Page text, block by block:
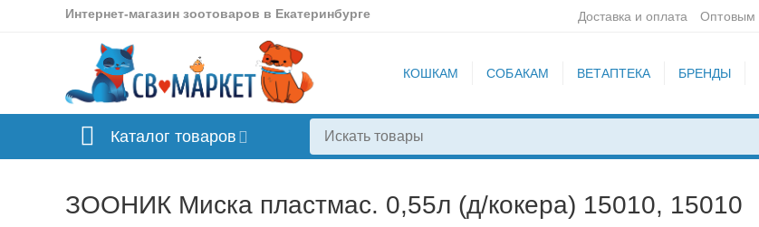
Интернет-магазин зоотоваров в Екатеринбурге Доставка и оплата Оптовым
КОШКАМ СОБАКАМ ВЕТАПТЕКА БРЕНДЫ
Каталог товаров
ЗООНИК Миска пластмас. 0,55л (д/кокера) 15010, 15010